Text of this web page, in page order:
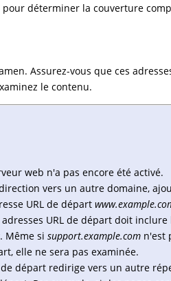
déterminer la couverture
Assurez-vous que ces
le contenu.
web n'a pas encore été activé.
vers un autre domaine,
URL de départ
URL de départ doit inclure
. Même sisupport.example.com n'est
elle ne sera pas examinée.
départ redirige vers un autre